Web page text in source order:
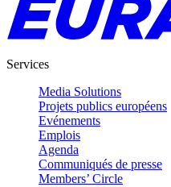
Services
Media Solutions
Projets publics européens
Evénements
Emplois
Agenda
Communiqués de presse
Members’ Circle